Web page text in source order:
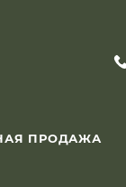
ПРОДАЖА